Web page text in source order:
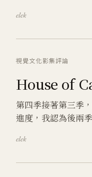
elek
視覺文化 影集評論
House of
第四季接著第三季
進度，我認為後兩
elek